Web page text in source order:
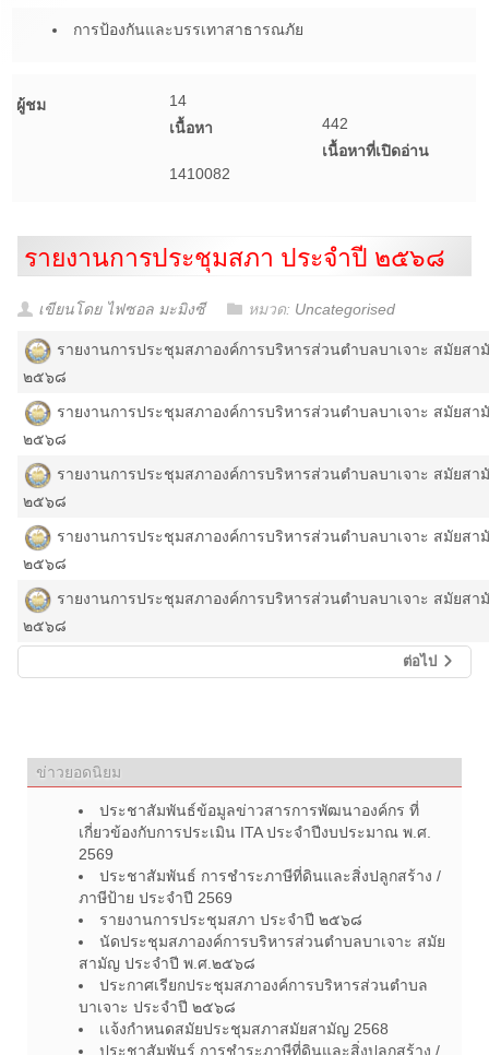
การป้องกันและบรรเทาสาธารณภัย
ผู้ชม
14
เนื้อหา
442
เนื้อหาที่เปิดอ่าน
1410082
รายงานการประชุมสภา ประจำปี ๒๕๖๘
เขียนโดย ไฟซอล มะมิงซี หมวด: Uncategorised
รายงานการประชุมสภาองค์การบริหารส่วนตำบลบาเจาะ สมัยส
๒๕๖๘
รายงานการประชุมสภาองค์การบริหารส่วนตำบลบาเจาะ สมัยส
๒๕๖๘
รายงานการประชุมสภาองค์การบริหารส่วนตำบลบาเจาะ สมัยส
๒๕๖๘
รายงานการประชุมสภาองค์การบริหารส่วนตำบลบาเจาะ สมัยส
๒๕๖๘
รายงานการประชุมสภาองค์การบริหารส่วนตำบลบาเจาะ สมัยส
๒๕๖๘
ต่อไป
ข่าวยอดนิยม
ประชาสัมพันธ์ข้อมูลข่าวสารการพัฒนาองค์กร ที่
เกี่ยวข้องกับการประเมิน ITA ประจำปีงบประมาณ พ.ศ.
2569
ประชาสัมพันธ์ การชำระภาษีที่ดินและสิ่งปลูกสร้าง /
ภาษีป้าย ประจำปี 2569
รายงานการประชุมสภา ประจำปี ๒๕๖๘
นัดประชุมสภาองค์การบริหารส่วนตำบลบาเจาะ สมัย
สามัญ ประจำปี พ.ศ.๒๕๖๘
ประกาศเรียกประชุมสภาองค์การบริหารส่วนตำบล
บาเจาะ ประจำปี ๒๕๖๘
เเจ้งกำหนดสมัยประชุมสภาสมัยสามัญ 2568
ประชาสัมพันร์ การชำระภาษีที่ดินและสิ่งปลูกสร้าง /